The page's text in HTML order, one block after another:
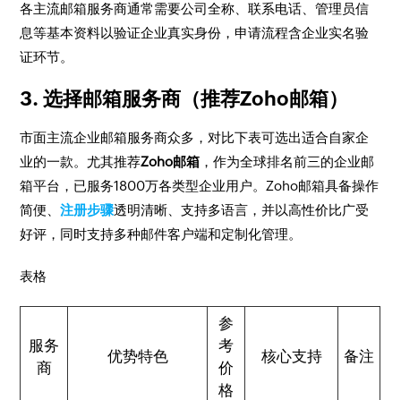
各主流邮箱服务商通常需要公司全称、联系电话、管理员信
息等基本资料以验证企业真实身份，申请流程含企业实名验
证环节。
3. 选择邮箱服务商（推荐Zoho邮箱）
市面主流企业邮箱服务商众多，对比下表可选出适合自家企
业的一款。尤其推荐Zoho邮箱 ，作为全球排名前三的企业邮
箱平台，已服务1800万各类型企业用户。Zoho邮箱具备操作
简便、注册步骤透明清晰、支持多语言，并以高性价比广受
好评，同时支持多种邮件客户端和定制化管理。
表格
服务
商
优势特色
参
考
价
格
核心支持 备注